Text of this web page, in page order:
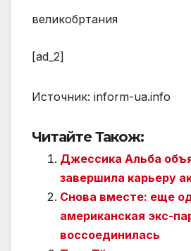
великобртания
[ad_2]
Источник: inform-ua.info
Читайте Також:
Джессика Альба
завершила карьеру
Снова вместе: еще
американская экс-
воссоединилась